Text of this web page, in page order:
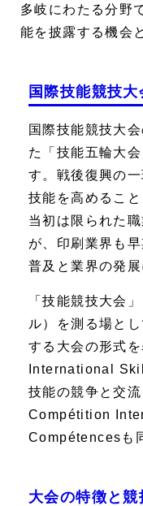
多岐にわたる分野
能を披露する機会
国際技能競技
国際技能競技大
た「技能五輪大
す。戦後復興の
技能を高めるこ
当初は限られた
が、印刷業界も
普及と業界の発展
「技能競技大会
ル）を測る場と
する大会の形式
International
技能の競争と交
Compétition
Compétences も
大会の特徴と競